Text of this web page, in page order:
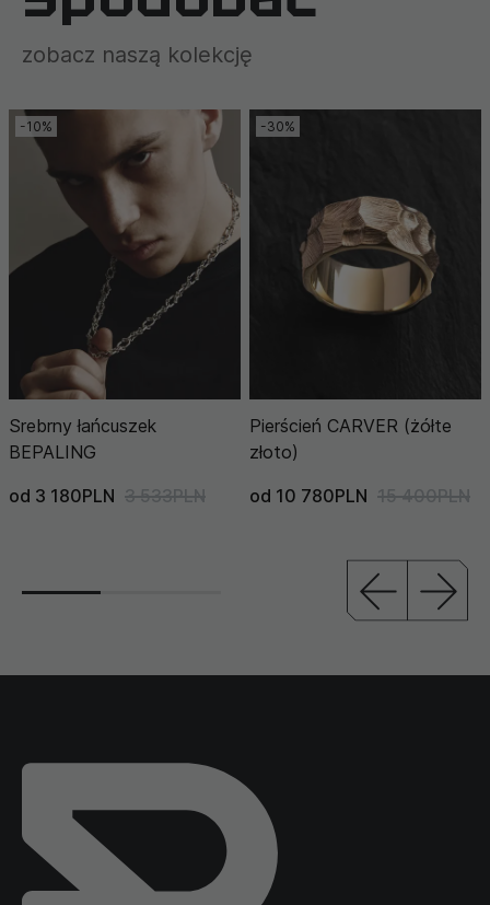
zobacz naszą kolekcję
-10%
Srebrny łańcuszek
BEPALING
od 3 180PLN 3 533PLN
-30%
Pierścień CARVER (żółte
złoto)
od 10 780PLN 15 400PLN